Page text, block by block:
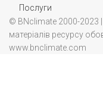
Послуги
© BNclimate 2000-2023 |
матеріалів ресурсу
www.bnclimate.com